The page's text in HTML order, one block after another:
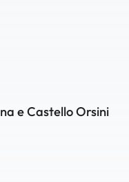
e Castello Orsini